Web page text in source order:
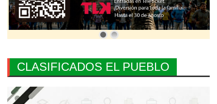
CLASIFICADOS EL PUEBLO